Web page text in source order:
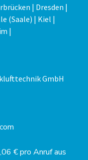
| Dresden |
(Saale) | Kiel |
|
GmbH
€ pro Anruf aus